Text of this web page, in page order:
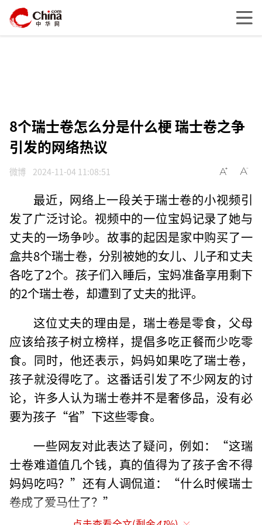
8个瑞士卷怎么分是什么梗 瑞士卷之争
引发的网络热议
微博 2024-11-04 11:08:51
最近，网络上一段关于瑞士卷的小视频引
发了广泛讨论。视频中的一位宝妈记录了她与
丈夫的一场争吵。故事的起因是家中购买了一
盒共8个瑞士卷，分别被她的女儿、儿子和丈夫
各吃了2个。孩子们入睡后，宝妈准备享用剩下
的2个瑞士卷，却遭到了丈夫的批评。
这位丈夫的理由是，瑞士卷是零食，父母
应该给孩子树立榜样，提倡多吃正餐而少吃零
食。同时，他还表示，妈妈如果吃了瑞士卷，
孩子就没得吃了。这番话引发了不少网友的讨
论，许多人认为瑞士卷并不是奢侈品，没有必
要为孩子“省”下这些零食。
一些网友对此表达了疑问，例如：“这瑞
士卷难道值几个钱，真的值得为了孩子舍不得
妈妈吃吗？”还有人调侃道：“什么时候瑞士
卷成了爱马仕了？”